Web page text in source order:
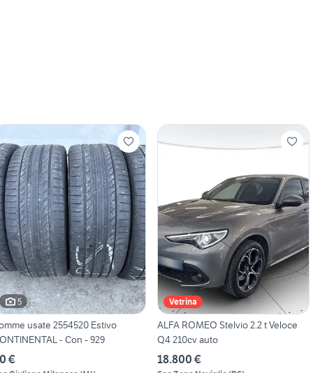
5
usate 2554520 Estivo
- Con - 929
€
Vetrina
ALFA ROMEO Stelvio 2.2 t Veloce
Q4 210cv auto
18.800 €